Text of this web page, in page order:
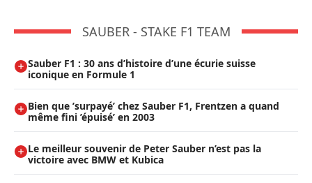
SAUBER - STAKE F1 TEAM
Sauber F1 : 30 ans d’histoire d’une écurie suisse
iconique en Formule 1
Bien que ’surpayé’ chez Sauber F1, Frentzen a quand
même fini ’épuisé’ en 2003
Le meilleur souvenir de Peter Sauber n’est pas la
victoire avec BMW et Kubica